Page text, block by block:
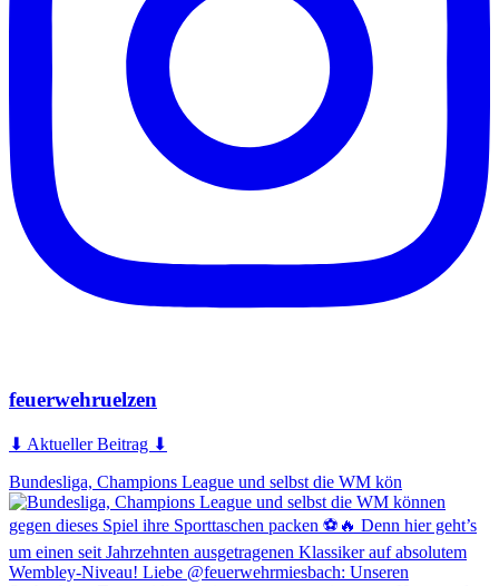
feuerwehruelzen
⬇ Aktueller Beitrag ⬇
Bundesliga, Champions League und selbst die WM kön